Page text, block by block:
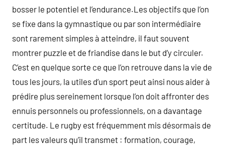
bosser le potentiel et l’endurance.Les objectifs que l’on
se fixe dans la gymnastique ou par son intermédiaire
sont rarement simples à atteindre, il faut souvent
montrer puzzle et de friandise dans le but d’y circuler.
C’est en quelque sorte ce que l’on retrouve dans la vie de
tous les jours, la utiles d’un sport peut ainsi nous aider à
prédire plus sereinement lorsque l’on doit affronter des
ennuis personnels ou professionnels, on a davantage
certitude. Le rugby est fréquemment mis désormais de
part les valeurs qu’il transmet : formation, courage,